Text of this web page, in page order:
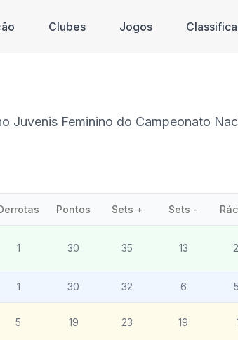
Clubes Jogos
Juvenis Feminino do Campeonato
Pontos Sets + Sets -
1 30 35 13
1 30 32 6
5 19 23 19